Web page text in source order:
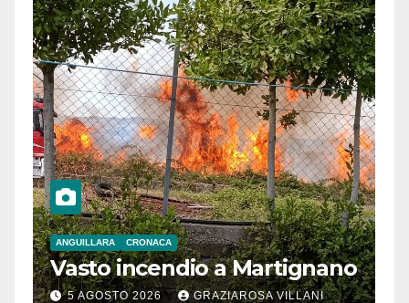
ANGUILLARA CRONACA
Vasto incendio a Martignano
5 AGOSTO 2026 GRAZIAROSA VILLANI